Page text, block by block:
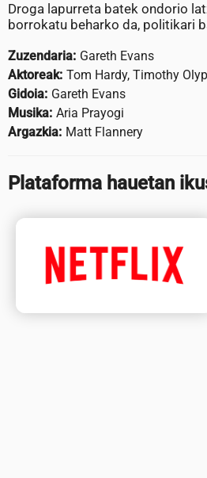
Droga lapurreta batek ondorio
borrokatu beharko da, politikari
Zuzendaria: Gareth Evans
Aktoreak: Tom Hardy, Timothy
Gidoia: Gareth Evans
Musika: Aria Prayogi
Argazkia: Matt Flannery
Plataforma hauetan